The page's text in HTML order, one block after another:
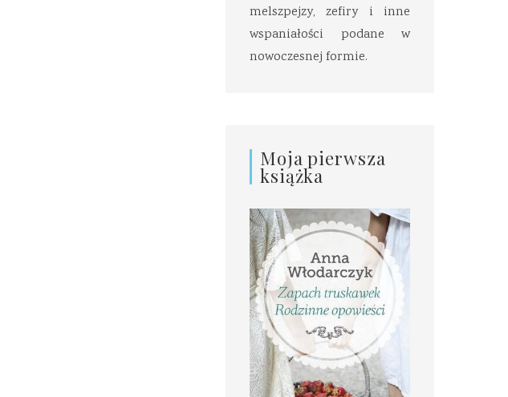
melszpejzy, zefiry i inne
wspaniałości podane w
nowoczesnej formie.
Moja pierwsza
książka